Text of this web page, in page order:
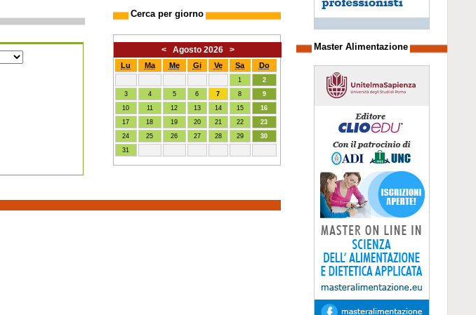
Cerca per giorno
< Agosto 2026 >
Lu Ma Me Gi Ve Sa Do
1
2
3
4 5 6 7 8
9
10
11 12 13 14 15
16
17
18 19 20 21 22
23
24
25 26 27 28 29
30
31
Master Alimentazione